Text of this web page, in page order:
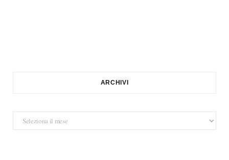
ARCHIVI
Archivi